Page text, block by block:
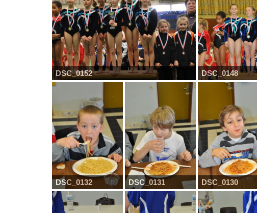
DSC_0152 DSC_0148
DSC_0132 DSC_0131 DSC_0130